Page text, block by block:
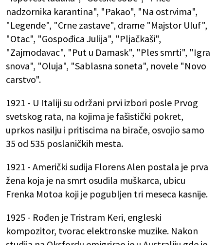
nadzornika karantina", "Pakao", "Na ostrvima",
"Legende", "Crne zastave", drame "Majstor Uluf",
"Otac", "Gospođica Julija", "Pljačkaši",
"Zajmodavac", "Put u Damask", "Ples smrti", "Igra
snova", "Oluja", "Sablasna soneta", novele "Novo
carstvo".
1921 - U Italiji su održani prvi izbori posle Prvog
svetskog rata, na kojima je fašistički pokret,
uprkos nasilju i pritiscima na birače, osvojio samo
35 od 535 poslaničkih mesta.
1921 - Američki sudija Florens Alen postala je prva
žena koja je na smrt osudila muškarca, ubicu
Frenka Motoa koji je pogubljen tri meseca kasnije.
1925 - Rođen je Tristram Keri, engleski
kompozitor, tvorac elektronske muzike. Nakon